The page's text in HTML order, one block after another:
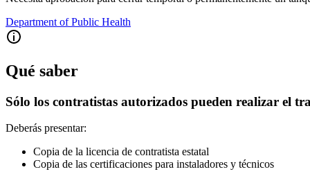
Department of Public Health
Qué saber
Sólo los contratistas autorizados pueden realizar el
Deberás presentar:
Copia de la licencia de contratista estatal
Copia de las certificaciones para instaladores y técnicos